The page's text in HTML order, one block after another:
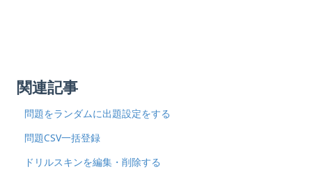
関連記事
問題をランダムに出題設定をする
問題CSV一括登録
ドリルスキンを編集・削除する